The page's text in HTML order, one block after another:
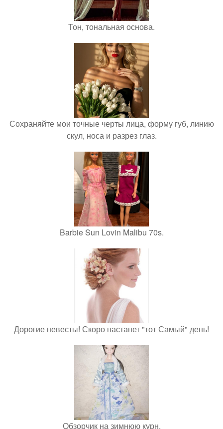
Тон, тональная основа.
Сохраняйте мои точные черты лица, форму губ, линию
скул, носа и разрез глаз.
Barbie Sun Lovin Malibu 70s.
Дорогие невесты! Скоро настанет "тот Самый" день!
Обзорчик на зимнюю курн.